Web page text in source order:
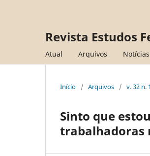
Revista Estudos
Atual Arquivos Notícias
Início / Arquivos / v. 32 n.
Sinto que
trabalhadoras